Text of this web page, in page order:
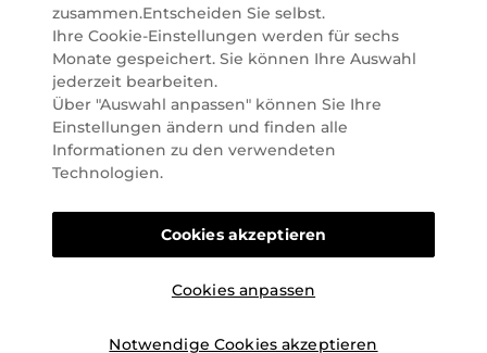
attraktive Angebote zu allen Anlässen finden Sie bei
Marionnaud alles, was Beauty Herzen höherschlagen
lässt. Wir glauben fest daran, dass Freude auf viele
Arten geschaffen werden kann. Vom beruhigenden
und pflegenden Gefühl Ihrer Lieblingsaugencreme
bis zur positiven Verpflichtung zu nachhaltigen
Rohstoffen. Darum suchen wir jeden Tag nach
Wegen, um Ihnen das tägliche Wohlfühlen zu
können online und offline zu beraten und bei Ihren
Fragen zu unterstützen.
zusammen.Entscheiden Sie selbst.
Ihre Cookie-Einstellungen werden für sechs
Monate gespeichert. Sie können Ihre Auswahl
jederzeit bearbeiten.
Über "Auswahl anpassen" können Sie Ihre
Einstellungen ändern und finden alle
Informationen zu den verwendeten
Technologien.
Cookies anpassen
Notwendige Cookies akzeptieren
Cookies akzeptieren